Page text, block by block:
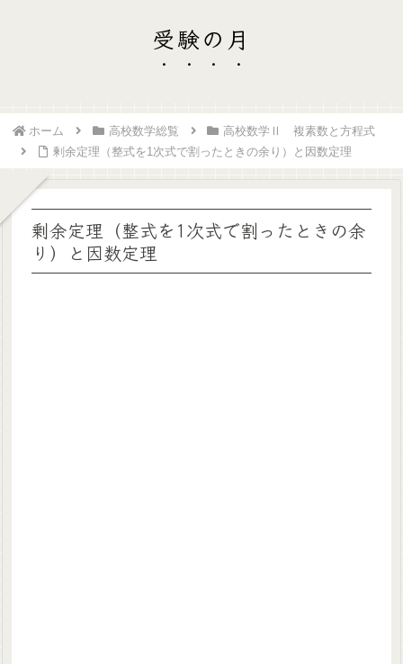
受験の月
ホーム 高校数学総覧
高校数学Ⅱ 複素数と方程式
剰余定理（整式を1次式で割ったときの余り）と因数定理
剰余定理（整式を1次式で割ったときの余
り）と因数定理